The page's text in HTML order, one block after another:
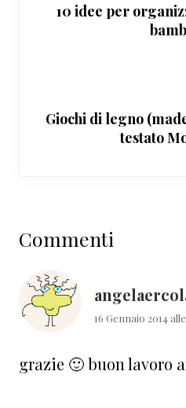
10 idee per
Giochi di legno
testato
del
lettore
Commenti
16 Gennaio 2014
grazie 🙂 buon lavoro